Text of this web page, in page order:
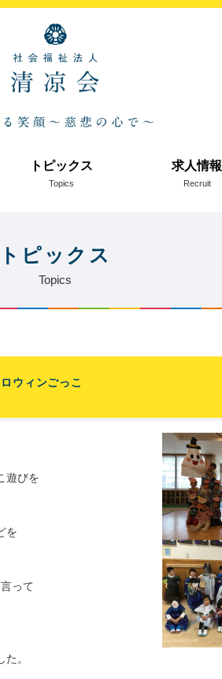
トピックス
Topics
求人情報
Recruit
トピックス
Topics
ウィンごっこ
遊びを
を
って
。